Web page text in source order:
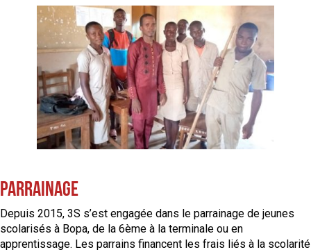
Parrainage
Depuis 2015, 3S s’est engagée dans le parrainage de jeunes
scolarisés à Bopa, de la 6ème à la terminale ou en
apprentissage. Les parrains financent les frais liés à la scolarité